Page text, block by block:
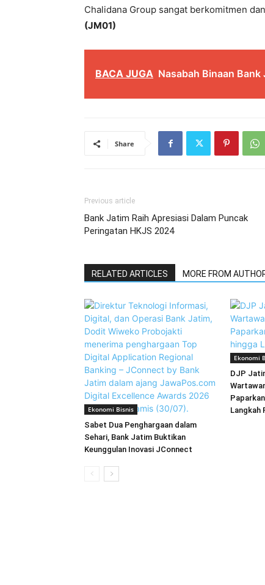
Chalidana Group sangat berkomitmen
(JM01)
BACA JUGA Nasabah Binaan
Share
Previous article
Bank Jatim Raih Apresiasi Dalam Puncak
Peringatan HKJS 2024
RELATED ARTICLES MORE FROM
Ekonomi Bisnis
Sabet Dua Penghargaan dalam
Sehari, Bank Jatim Buktikan
Keunggulan Inovasi JConnect
Ekonomi
DJP
Langkah